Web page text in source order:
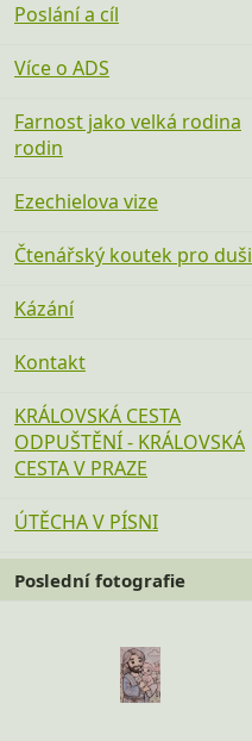
Poslání a cíl
Více o ADS
Farnost jako velká rodina
rodin
Ezechielova vize
Čtenářský koutek pro duši
Kázání
Kontakt
KRÁLOVSKÁ CESTA
ODPUŠTĚNÍ - KRÁLOVSKÁ
CESTA V PRAZE
ÚTĚCHA V PÍSNI
Poslední fotografie